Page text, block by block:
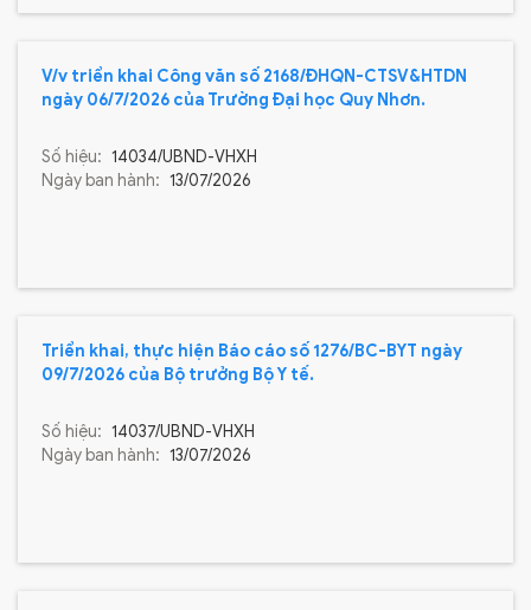
V/v triển khai Công văn số 2168/ĐHQN-CTSV&HTDN
ngày 06/7/2026 của Trường Đại học Quy Nhơn.
Số hiệu: 14034/UBND-VHXH
Ngày ban hành: 13/07/2026
Triển khai, thực hiện Báo cáo số 1276/BC-BYT ngày
09/7/2026 của Bộ trưởng Bộ Y tế.
Số hiệu: 14037/UBND-VHXH
Ngày ban hành: 13/07/2026